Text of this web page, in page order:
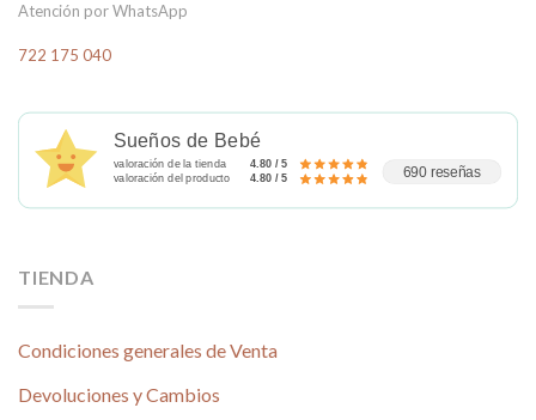
Atención por WhatsApp
722 175 040
Sueños de Bebé
valoración de la tienda
4.80 / 5
valoración del producto
4.80 / 5 690 reseñas
TIENDA
Condiciones generales de Venta
Devoluciones y Cambios